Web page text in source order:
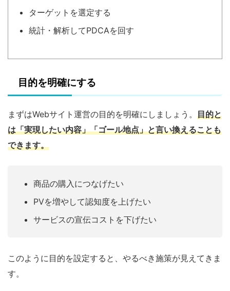
ターゲットを選定する
統計・解析してPDCAを回す
目的を明確にする
まずはWebサイト運営の目的を明確にしましょう。 目的と
は「実現したい内容」「ゴール地点」と言い換えることも
できます。
商品の購入につなげたい
PVを増やして認知度を上げたい
サービスの宣伝コストを下げたい
このように目的を設定すると、やるべき施策が見えてきま
す。